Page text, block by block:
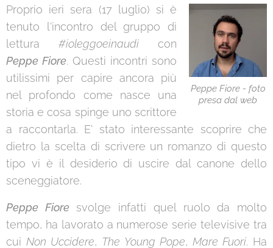
Peppe Fiore - foto
presa dal web
Proprio ieri sera (17 luglio) si è
tenuto l'incontro del gruppo di
lettura#ioleggoeinaudi con
Peppe Fiore. Questi incontri sono
utilissimi per capire ancora più
nel profondo come nasce una
storia e cosa spinge uno scrittore
a raccontarla. E' stato interessante scoprire che
dietro la scelta di scrivere un romanzo di questo
tipo vi è il desiderio di uscire dal canone dello
sceneggiatore.
Peppe Fiore svolge infatti quel ruolo da molto
tempo, ha lavorato a numerose serie televisive tra
cui Non Uccidere, The Young Pope, Mare Fuori. Ha